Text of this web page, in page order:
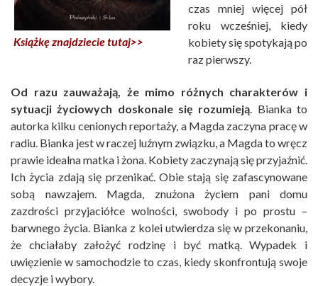
Książkę znajdziecie tutaj>>
czas mniej więcej pół
roku wcześniej, kiedy
kobiety się spotykają po
raz pierwszy.
Od razu zauważają, że mimo różnych charakterów i
sytuacji życiowych doskonale się rozumieją. Bianka to
autorka kilku cenionych reportaży, a Magda zaczyna pracę w
radiu. Bianka jest w raczej luźnym związku, a Magda to wręcz
prawie idealna matka i żona. Kobiety zaczynają się przyjaźnić.
Ich życia zdają się przenikać. Obie stają się zafascynowane
sobą nawzajem. Magda, znużona życiem pani domu
zazdrości przyjaciółce wolności, swobody i po prostu –
barwnego życia. Bianka z kolei utwierdza się w przekonaniu,
że chciałaby założyć rodzinę i być matką. Wypadek i
uwięzienie w samochodzie to czas, kiedy skonfrontują swoje
decyzje i wybory.